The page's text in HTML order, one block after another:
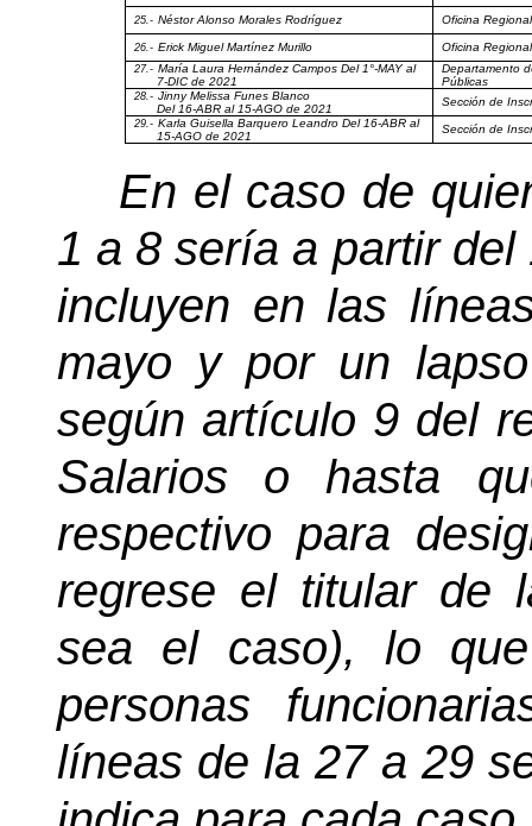
25.- Néstor Alonso Morales Rodríguez Oficina
26.- Erick Miguel Martínez Murillo Oficina
27.- María Laura Hernández Campos Del 1°-MAY al
7-DIC de 2021
Departamento
Públicas
28.- Jinny Melissa Funes Blanco
Del 16-ABR al 15-AGO de 2021
Sección de
29.- Karla Guisella Barquero Leandro Del 16-ABR al
15-AGO de 2021
Sección de
En el caso de
1 a 8 sería a partir
incluyen en las
mayo y por un
según artículo 9 del
Salarios o hasta
respectivo para
regrese el titular de
sea el caso), lo
personas
líneas de la 27 a 29